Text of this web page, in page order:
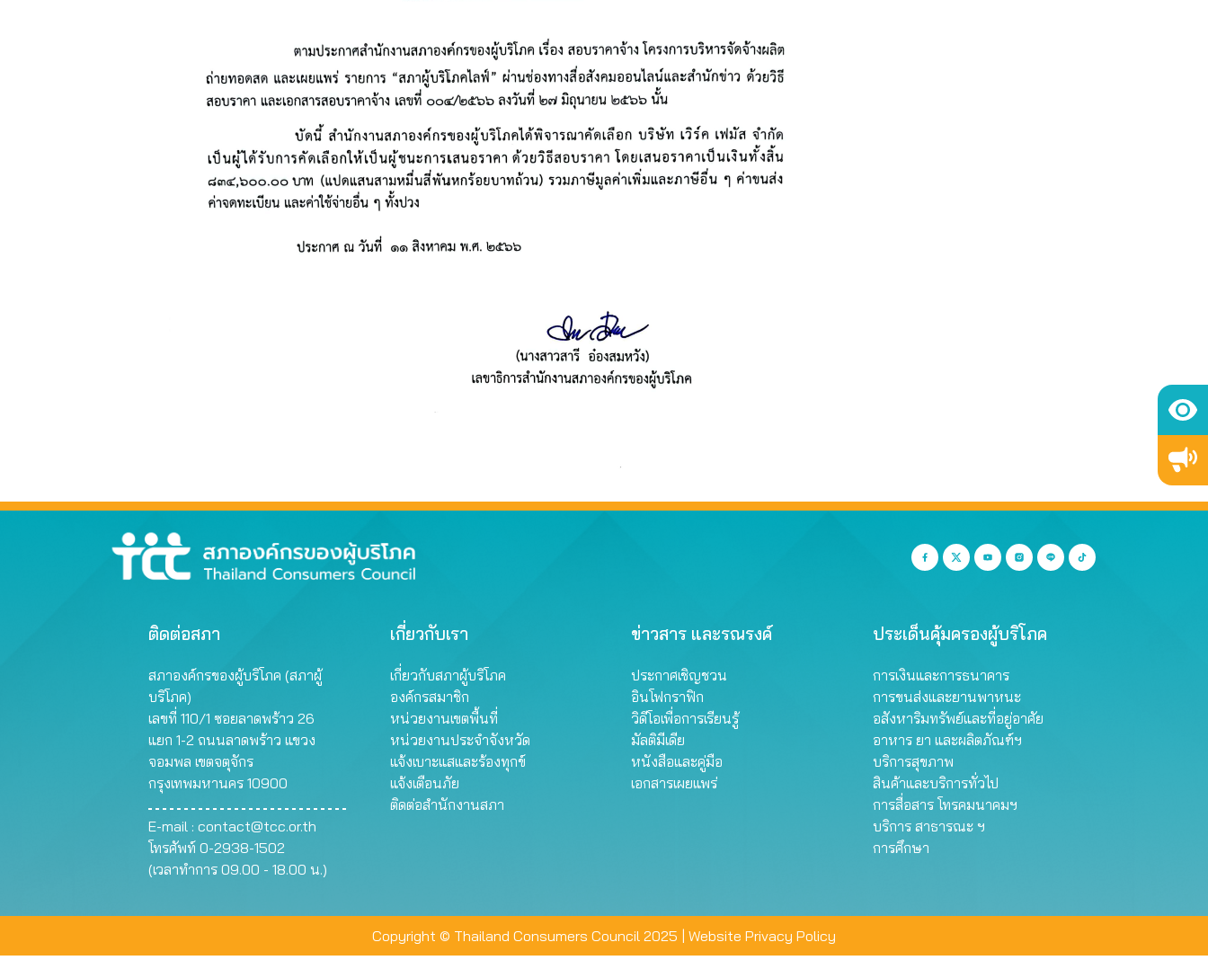
ติดต่อสภา
สภาองค์กรของผู้บริโภค (สภาผู้
บริโภค)
เลขที่ 110/1 ซอยลาดพร้าว 26
แยก 1-2 ถนนลาดพร้าว แขวง
จอมพล เขตจตุจักร
กรุงเทพมหานคร 10900
E-mail : contact@tcc.or.th
โทรศัพท์ 0-2938-1502
(เวลาทำการ 09.00 - 18.00 น.)
เกี่ยวกับเรา
เกี่ยวกับสภาผู้บริโภค
องค์กรสมาชิก
หน่วยงานเขตพื้นที่
หน่วยงานประจำจังหวัด
แจ้งเบาะแสและร้องทุกข์
แจ้งเตือนภัย
ติดต่อสำนักงานสภา
ข่าวสาร และรณรงค์
ประกาศเชิญชวน
อินโฟกราฟิก
วิดีโอเพื่อการเรียนรู้
มัลติมีเดีย
หนังสือและคู่มือ
เอกสารเผยแพร่
ประเด็นคุ้มครองผู้บริโภค
การเงินและการธนาคาร
การขนส่งและยานพาหนะ
อสังหาริมทรัพย์และที่อยู่อาศัย
อาหาร ยา และผลิตภัณฑ์ฯ
บริการสุขภาพ
สินค้าและบริการทั่วไป
การสื่อสาร โทรคมนาคมฯ
บริการ สาธารณะ ฯ
การศึกษา
Copyright © Thailand Consumers Council 2025 | Website Privacy Policy